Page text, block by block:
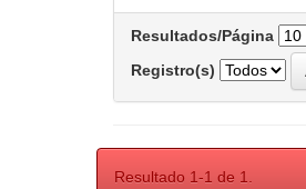
Resultados/Página
Registro(s)
Resultado 1-1 de 1.